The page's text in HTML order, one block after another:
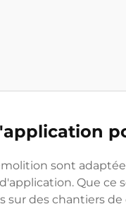
sont
Que ce
sur des chantiers